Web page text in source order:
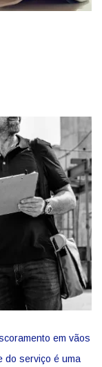
em vãos
do serviço é uma